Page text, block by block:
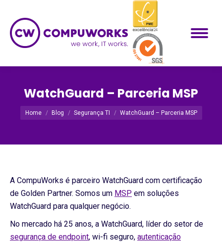
WatchGuard – Parceria MSP
Você está aqui:
Home Blog Segurança TI WatchGuard – Parceria MSP
A CompuWorks é parceiro WatchGuard com certificação
de Golden Partner. Somos um MSP em soluções
WatchGuard para qualquer negócio.
No mercado há 25 anos, a WatchGuard, líder do setor de
segurança de endpoint, wi-fi seguro, autenticação